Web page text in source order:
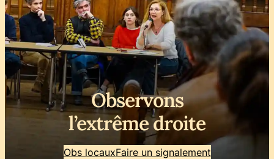
Observons
l’extrême droite
Obs locauxFaire un signalement